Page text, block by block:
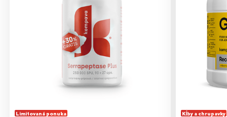
Limitovaná ponuka
Kĺby a chrupavky